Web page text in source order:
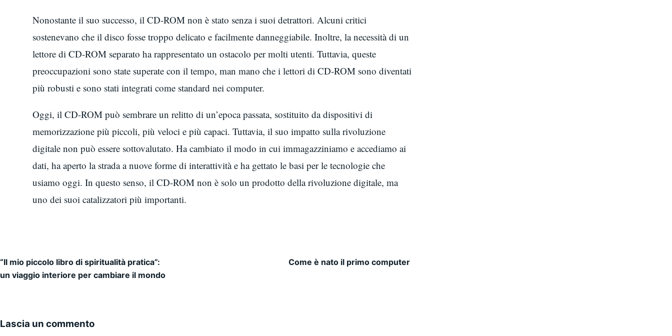
Nonostante il suo successo, il CD-ROM non è stato senza i suoi detrattori. Alcuni critici
sostenevano che il disco fosse troppo delicato e facilmente danneggiabile. Inoltre, la necessità di un
lettore di CD-ROM separato ha rappresentato un ostacolo per molti utenti. Tuttavia, queste
preoccupazioni sono state superate con il tempo, man mano che i lettori di CD-ROM sono diventati
più robusti e sono stati integrati come standard nei computer.
Oggi, il CD-ROM può sembrare un relitto di un’epoca passata, sostituito da dispositivi di
memorizzazione più piccoli, più veloci e più capaci. Tuttavia, il suo impatto sulla rivoluzione
digitale non può essere sottovalutato. Ha cambiato il modo in cui immagazziniamo e accediamo ai
dati, ha aperto la strada a nuove forme di interattività e ha gettato le basi per le tecnologie che
usiamo oggi. In questo senso, il CD-ROM non è solo un prodotto della rivoluzione digitale, ma
uno dei suoi catalizzatori più importanti.
Navigazione articoli
“Il mio piccolo libro di spiritualità pratica”:
un viaggio interiore per cambiare il mondo
Come è nato il primo computer
Lascia un commento